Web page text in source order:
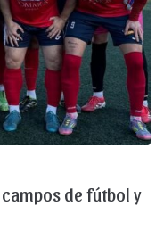
de fútbol y